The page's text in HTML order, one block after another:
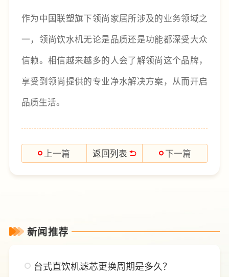
作为中国联塑旗下领尚家居所涉及的业务领域之
一，领尚饮水机无论是品质还是功能都深受大众
信赖。相信越来越多的人会了解领尚这个品牌，
享受到领尚提供的专业净水解决方案，从而开启
品质生活。
上一篇 返回列表 下一篇
新闻推荐
台式直饮机滤芯更换周期是多久？